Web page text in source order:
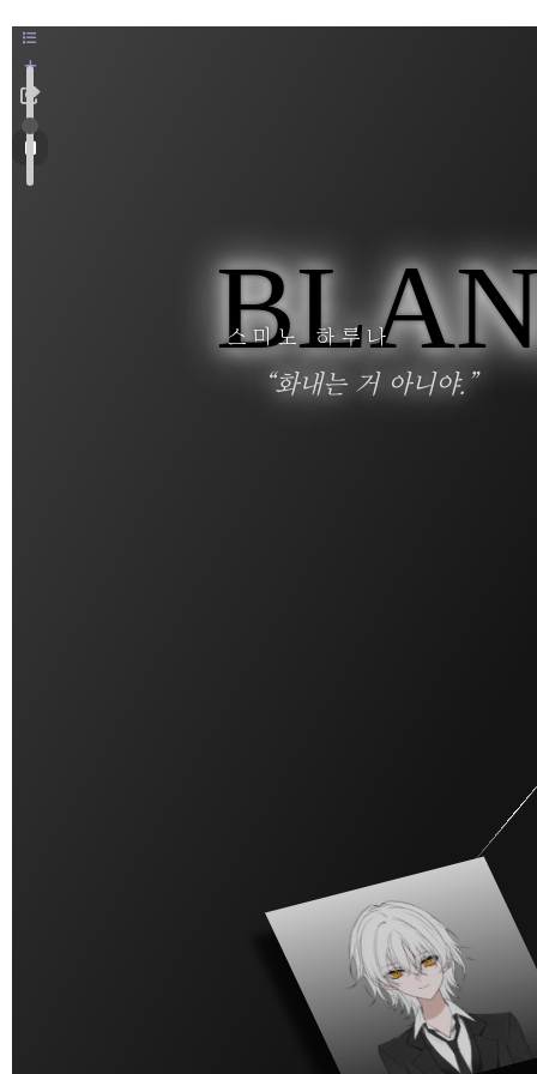
스미노 하루나
“화내는 거 아니야.”